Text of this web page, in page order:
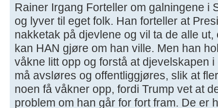
Rainer Irgang Forteller om galningene i
og lyver til eget folk. Han forteller at
nakketak på djevlene og vil ta de alle
kan HAN gjøre om han ville. Men han
våkne litt opp og forstå at djevelskapen
må avsløres og offentliggjøres, slik at
noen få våkner opp, fordi Trump vet at
problem om han går for fort fram. De er